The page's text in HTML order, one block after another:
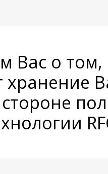
Вас о
хранение